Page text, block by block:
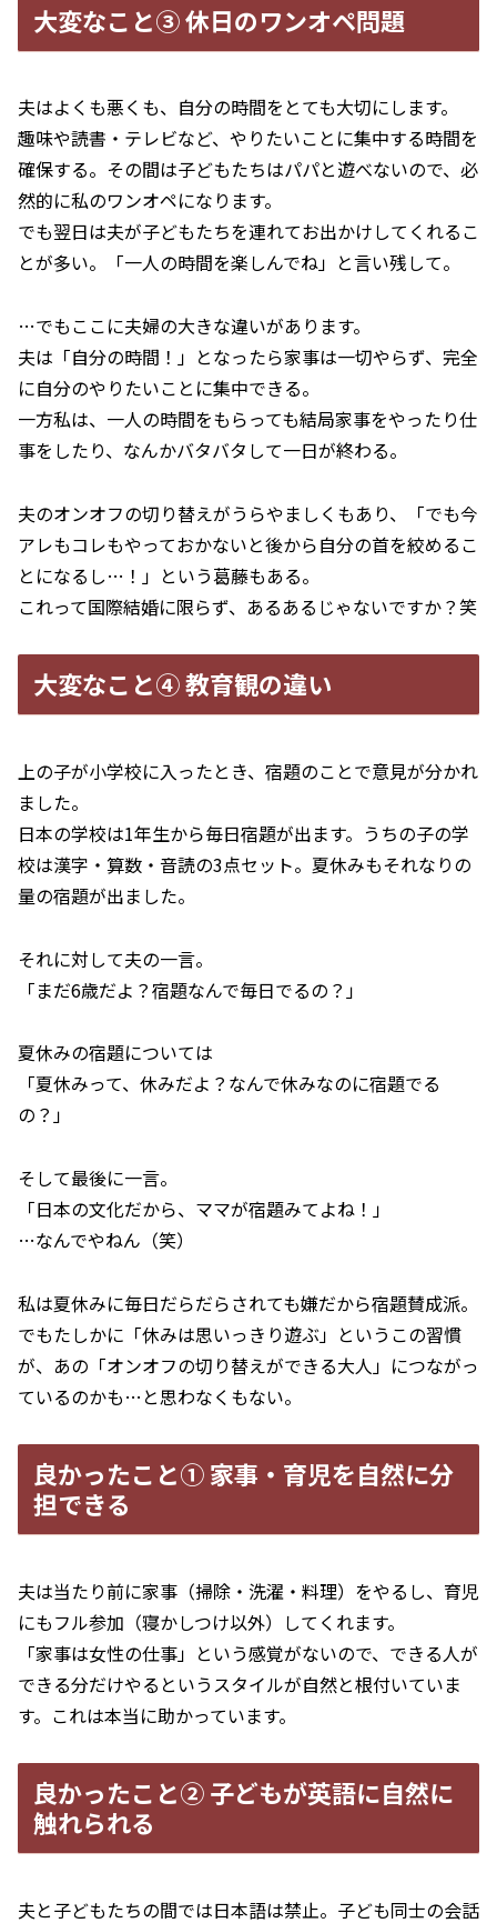
大変なこと③ 休日のワンオペ問題
夫はよくも悪くも、自分の時間をとても大切にします。
趣味や読書・テレビなど、やりたいことに集中する時間を
確保する。その間は子どもたちはパパと遊べないので、必
然的に私のワンオペになります。
でも翌日は夫が子どもたちを連れてお出かけしてくれるこ
とが多い。「一人の時間を楽しんでね」と言い残して。
…でもここに夫婦の大きな違いがあります。
夫は「自分の時間！」となったら家事は一切やらず、完全
に自分のやりたいことに集中できる。
一方私は、一人の時間をもらっても結局家事をやったり仕
事をしたり、なんかバタバタして一日が終わる。
夫のオンオフの切り替えがうらやましくもあり、「でも今
アレもコレもやっておかないと後から自分の首を絞めるこ
とになるし…！」という葛藤もある。
これって国際結婚に限らず、あるあるじゃないですか？笑
大変なこと④ 教育観の違い
上の子が小学校に入ったとき、宿題のことで意見が分かれ
ました。
日本の学校は1年生から毎日宿題が出ます。うちの子の学
校は漢字・算数・音読の3点セット。夏休みもそれなりの
量の宿題が出ました。
それに対して夫の一言。
「まだ6歳だよ？宿題なんで毎日でるの？」
夏休みの宿題については
「夏休みって、休みだよ？なんで休みなのに宿題でる
の？」
そして最後に一言。
「日本の文化だから、ママが宿題みてよね！」
…なんでやねん（笑）
私は夏休みに毎日だらだらされても嫌だから宿題賛成派。
でもたしかに「休みは思いっきり遊ぶ」というこの習慣
が、あの「オンオフの切り替えができる大人」につながっ
ているのかも…と思わなくもない。
良かったこと① 家事・育児を自然に分
担できる
夫は当たり前に家事（掃除・洗濯・料理）をやるし、育児
にもフル参加（寝かしつけ以外）してくれます。
「家事は女性の仕事」という感覚がないので、できる人が
できる分だけやるというスタイルが自然と根付いていま
す。これは本当に助かっています。
良かったこと② 子どもが英語に自然に
触れられる
夫と子どもたちの間では日本語は禁止。子ども同士の会話